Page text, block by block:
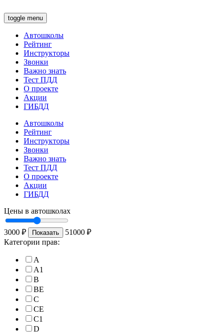
toggle menu
Автошколы
Рейтинг
Инструкторы
Звонки
Важно знать
Тест ПДД
О проекте
Акции
ГИБДД
Автошколы
Рейтинг
Инструкторы
Звонки
Важно знать
Тест ПДД
О проекте
Акции
ГИБДД
Цены в автошколах
3000 ₽ Показать 51000 ₽
Категории прав:
A
A1
B
BE
C
CE
C1
D